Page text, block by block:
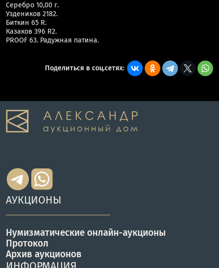
Серебро 10,00 г.
Уздеников 2182.
Биткин 65 R.
Казаков 396 R2.
PROOF 63. Радужная патина.
Поделиться в соц.сетях:
АУКЦИОНЫ
Нумизматические онлайн-аукционы
Протокол
Архив аукционов